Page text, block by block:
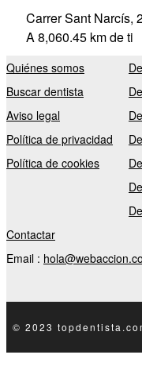
Carrer Sant Narcís,
A 8,060.45 km de ti
Quiénes somos
Buscar dentista
Aviso legal
Política de privacidad
Política de cookies
Contactar
Email :
© 2023